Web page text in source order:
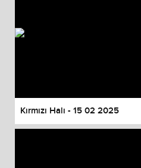
Kırmızı Halı - 15 02 2025